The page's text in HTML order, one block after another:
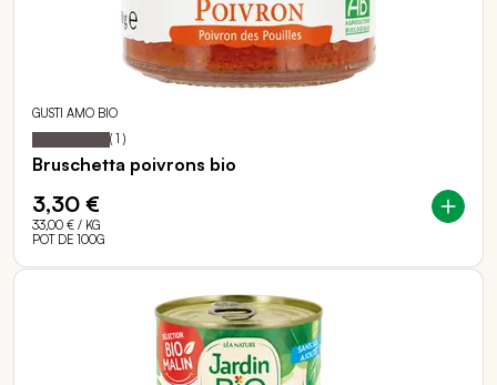
GUSTI AMO BIO
Notation: 100
% of
( 1 )
Bruschetta poivrons bio
3,30 €
33,00 € / KG
POT DE 100G